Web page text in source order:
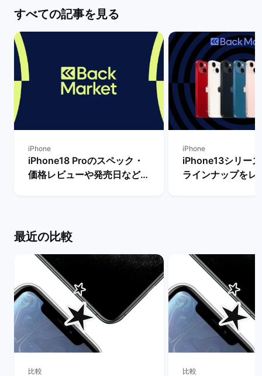
すべての記事を見る
iPhone
iPhone18 Proのスペック・
価格レビューや発売日など最
iPhone
iPhone13シリー
ラインナップをレ
最近の比較
比較 比較